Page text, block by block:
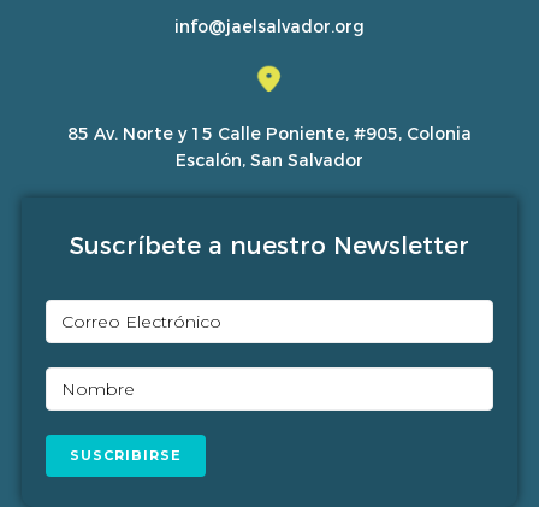
info@jaelsalvador.org
85 Av. Norte y 15 Calle Poniente, #905, Colonia
Escalón, San Salvador
Suscríbete a nuestro Newsletter
SUSCRIBIRSE